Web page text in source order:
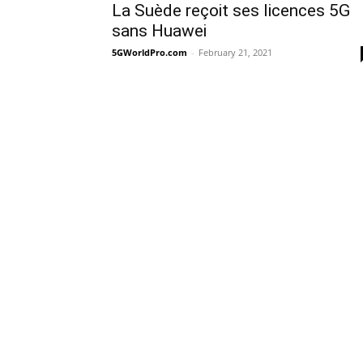
La Suède reçoit ses licences 5G
sans Huawei
5GWorldPro.com - February 21, 2021